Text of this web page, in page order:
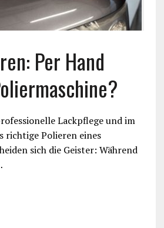
Per Hand
Lackpflege und im
richtige Polieren eines
sich die Geister: Während